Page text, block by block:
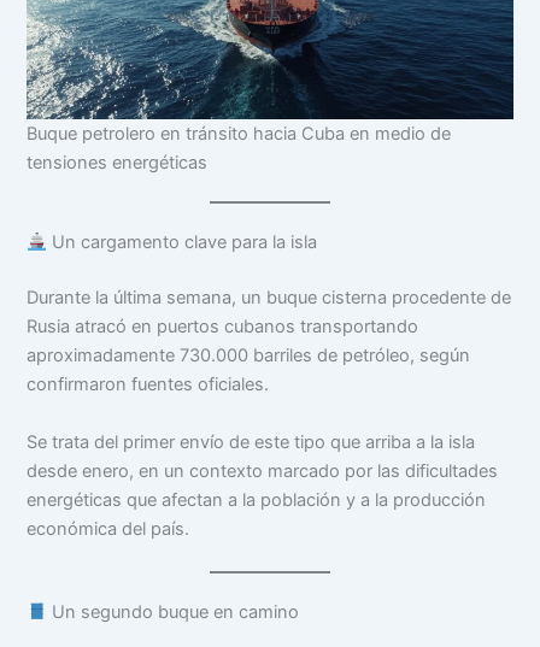
Buque petrolero en tránsito hacia Cuba en medio de
tensiones energéticas
Un cargamento clave para la isla
Durante la última semana, un buque cisterna procedente de
Rusia atracó en puertos cubanos transportando
aproximadamente 730.000 barriles de petróleo, según
confirmaron fuentes oficiales.
Se trata del primer envío de este tipo que arriba a la isla
desde enero, en un contexto marcado por las dificultades
energéticas que afectan a la población y a la producción
económica del país.
Un segundo buque en camino